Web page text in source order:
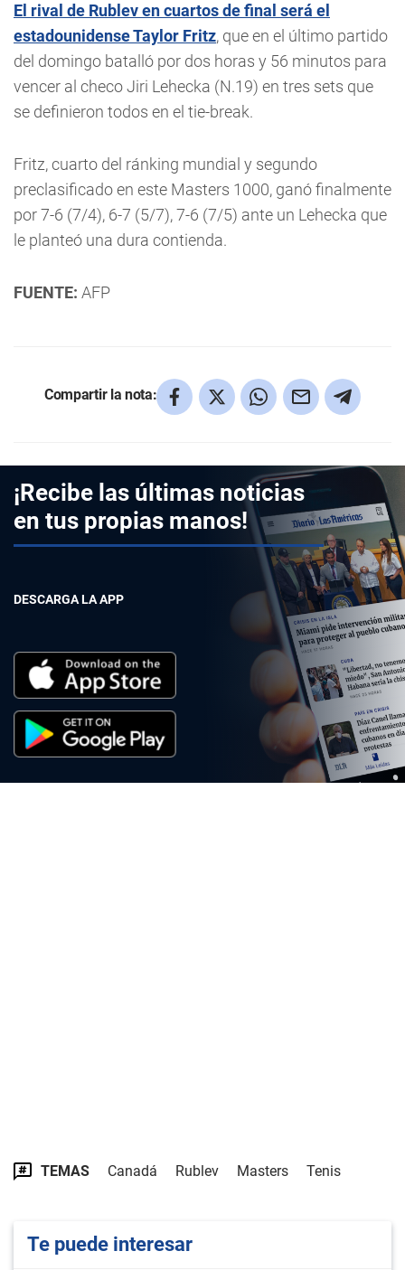
El rival de Rublev en cuartos de final será el
estadounidense Taylor Fritz, que en el último partido
del domingo batalló por dos horas y 56 minutos para
vencer al checo Jiri Lehecka (N.19) en tres sets que
se definieron todos en el tie-break.
Fritz, cuarto del ránking mundial y segundo
preclasificado en este Masters 1000, ganó finalmente
por 7-6 (7/4), 6-7 (5/7), 7-6 (7/5) ante un Lehecka que
le planteó una dura contienda.
FUENTE: AFP
Compartir la nota:
¡Recibe las últimas noticias
en tus propias manos!
DESCARGA LA APP
TEMAS Canadá Rublev Masters Tenis
Te puede interesar